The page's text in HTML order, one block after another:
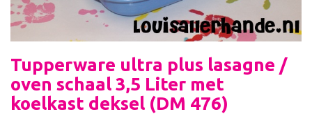
Tupperware ultra plus lasagne /
oven schaal 3,5 Liter met
koelkast deksel (DM 476)